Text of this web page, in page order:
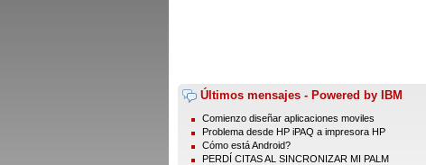
Últimos mensajes - Powered by IBM
Comienzo diseñar aplicaciones moviles
Problema desde HP iPAQ a impresora HP
Cómo está Android?
PERDÍ CITAS AL SINCRONIZAR MI PALM